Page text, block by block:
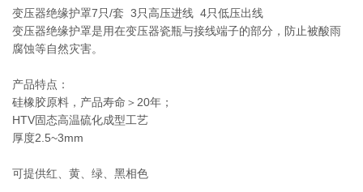
变压器绝缘护罩7只/套 3只高压进线 4只低压出线
变压器绝缘护罩是用在变压器瓷瓶与接线端子的部分，防止被酸雨
腐蚀等自然灾害。
产品特点：
硅橡胶原料，产品寿命＞20年；
HTV固态高温硫化成型工艺
厚度2.5~3mm
可提供红、黄、绿、黑相色